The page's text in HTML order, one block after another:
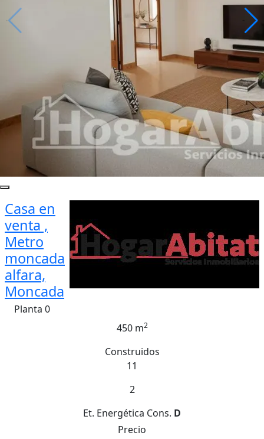
Casa en
venta ,
Metro
moncada
alfara,
Moncada
Planta 0
450 m2
Construidos
11
2
Et. Energética Cons. D
Precio